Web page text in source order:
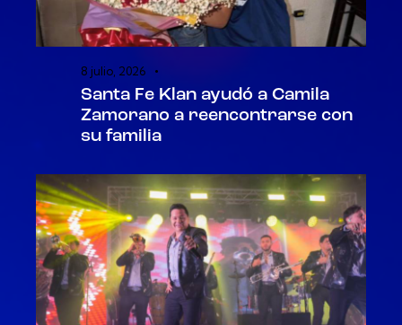
8 julio, 2026
Santa Fe Klan ayudó a Camila
Zamorano a reencontrarse con
su familia